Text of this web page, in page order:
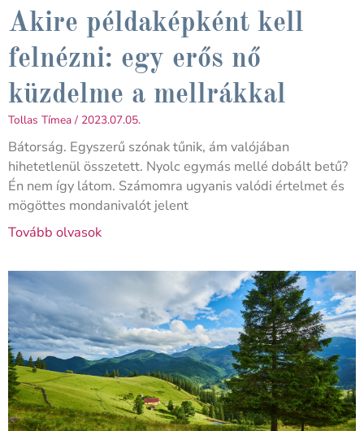
Akire példaképként kell
felnézni: egy erős nő
küzdelme a mellrákkal
Tollas Tímea 2023.07.05.
Bátorság. Egyszerű szónak tűnik, ám valójában
hihetetlenül összetett. Nyolc egymás mellé dobált betű?
Én nem így látom. Számomra ugyanis valódi értelmet és
mögöttes mondanivalót jelent
Tovább olvasok